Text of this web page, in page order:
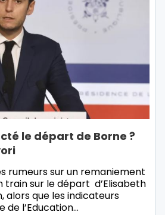
le départ de Borne ?
rumeurs sur un remaniement
sur le départ d’Elisabeth
alors que les indicateurs
l’Education…